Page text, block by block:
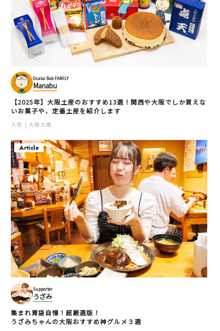
Osaka Bob FAMILY
Manabu
【2025年】大阪土産のおすすめ13選！関西や大阪でしか買えな
いお菓子や、定番土産を紹介します
人気 大阪土産
Article
Supporter
うざみ
集まれ胃袋自慢！超厳選版！
うざみちゃんの大阪おすすめ神グルメ３選